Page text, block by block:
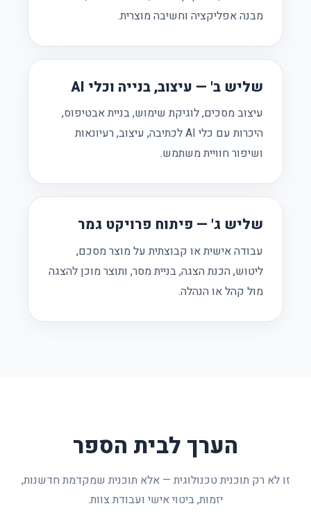
מבנה אפליקציה וחשיבה מוצרית.
שליש ב' — עיצוב, בנייה וכלי AI
עיצוב מסכים, לוגיקת שימוש, בניית אבטיפוס,
היכרות עם כלי AI לכתיבה, עיצוב, רעיונאות
ושיפור חוויית משתמש.
שליש ג' — פיתוח פרויקט גמר
עבודה אישית או קבוצתית על מוצר מסכם,
ליטוש, הכנת הצגה, בניית מסר, ותוצר מוכן להצגה
מול קהל או הנהלה.
הערך לבית הספר
זו לא רק תוכנית טכנולוגית — אלא תוכנית שמקדמת חדשנות,
יזמות, ביטוי אישי ועבודת צוות.